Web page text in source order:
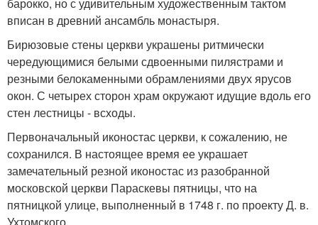
барокко, но с удивительным художественным тактом
вписан в древний ансамбль монастыря.
Бирюзовые стены церкви украшены ритмически
чередующимися белыми сдвоенными пилястрами и
резными белокаменными обрамлениями двух ярусов
окон. С четырех сторон храм окружают идущие вдоль его
стен лестницы - всходы.
Первоначальный иконостас церкви, к сожалению, не
сохранился. В настоящее время ее украшает
замечательный резной иконостас из разобранной
московской церкви Параскевы пятницы, что на
пятницкой улице, выполненный в 1748 г. по проекту Д. в.